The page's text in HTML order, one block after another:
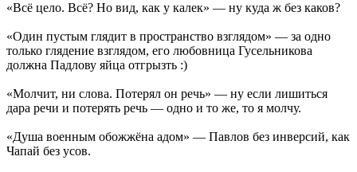
«Всё цело. Всё? Но вид, как у калек» — ну куда ж без каков?
«Один пустым глядит в пространство взглядом» — за одно
только глядение взглядом, его любовница Гусельникова
должна Падлову яйца отгрызть :)
«Молчит, ни слова. Потерял он речь» — ну если лишиться
дара речи и потерять речь — одно и то же, то я молчу.
«Душа военным обожжёна адом» — Павлов без инверсий, как
Чапай без усов.